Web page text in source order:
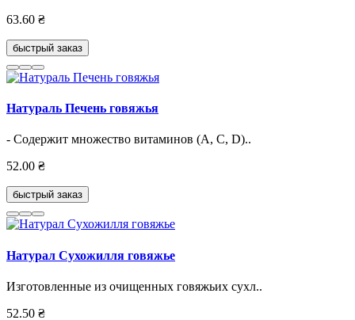
63.60 ₴
быстрый заказ
Натураль Печень говяжья
- Содержит множество витаминов (А, С, D)..
52.00 ₴
быстрый заказ
Натурал Cухожилля говяжье
Изготовленные из очищенных говяжьих сухл..
52.50 ₴